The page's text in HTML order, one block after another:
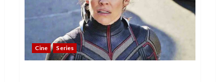
Spiderman
con
por
demostrar
Cine Series